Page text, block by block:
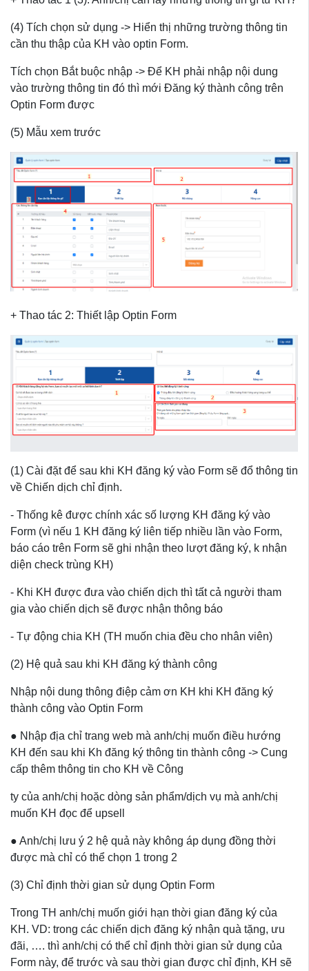
(4) Tích chọn sử dụng -> Hiển thị những trường thông tin
cần thu thập của KH vào optin Form.
Tích chọn Bắt buộc nhập -> Để KH phải nhập nội dung
vào trường thông tin đó thì mới Đăng ký thành công trên
Optin Form được
(5) Mẫu xem trước
+ Thao tác 2: Thiết lập Optin Form
(1) Cài đặt để sau khi KH đăng ký vào Form sẽ đổ thông tin
về Chiến dịch chỉ định.
- Thống kê được chính xác số lượng KH đăng ký vào
Form (vì nếu 1 KH đăng ký liên tiếp nhiều lần vào Form,
báo cáo trên Form sẽ ghi nhận theo lượt đăng ký, k nhận
diện check trùng KH)
- Khi KH được đưa vào chiến dịch thì tất cả người tham
gia vào chiến dịch sẽ được nhận thông báo
- Tự động chia KH (TH muốn chia đều cho nhân viên)
(2) Hệ quả sau khi KH đăng ký thành công
Nhập nội dung thông điệp cảm ơn KH khi KH đăng ký
thành công vào Optin Form
● Nhập địa chỉ trang web mà anh/chị muốn điều hướng
KH đến sau khi Kh đăng ký thông tin thành công -> Cung
cấp thêm thông tin cho KH về Công
ty của anh/chị hoặc dòng sản phẩm/dịch vụ mà anh/chị
muốn KH đọc để upsell
● Anh/chị lưu ý 2 hệ quả này không áp dụng đồng thời
được mà chỉ có thể chọn 1 trong 2
(3) Chỉ định thời gian sử dụng Optin Form
Trong TH anh/chị muốn giới hạn thời gian đăng ký của
KH. VD: trong các chiến dịch đăng ký nhận quà tặng, ưu
đãi, …. thì anh/chị có thể chỉ định thời gian sử dụng của
Form này, để trước và sau thời gian được chỉ định, KH sẽ